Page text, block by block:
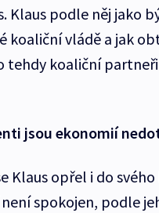
Klaus podle něj jako
koaliční vládě a jak
tehdy koaliční
jsou ekonomií
Klaus opřel i do
spokojen, podle